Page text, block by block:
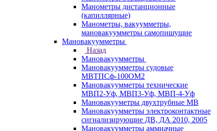
Манометры дистанционные
(капиллярные)
Манометры, вакуумметры,
мановакуумметры самопишущие
Мановакуумметры
Назад
Мановакуумметры
Мановакуумметры судовые
МВТПСф-100ОМ2
Мановакуумметры технические
МВП2-Уф, МВП3-Уф, МВП-4-Уф
Мановакууметры двухтрубные МВ
Мановакуумметры электроконтактные
сигнализирующие ДВ, ДА 2010, 2005
Мановакуумметры аммиачные